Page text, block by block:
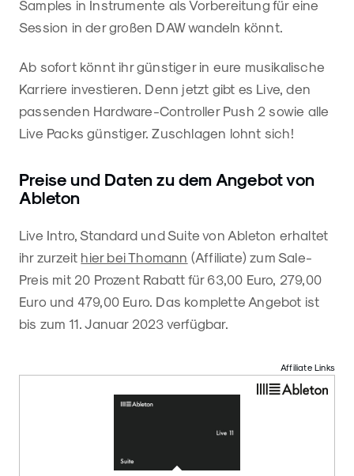
Samples in Instrumente als Vorbereitung für eine
Session in der großen DAW wandeln könnt.
Ab sofort könnt ihr günstiger in eure musikalische
Karriere investieren. Denn jetzt gibt es Live, den
passenden Hardware-Controller Push 2 sowie alle
Live Packs günstiger. Zuschlagen lohnt sich!
Preise und Daten zu dem Angebot von
Ableton
Live Intro, Standard und Suite von Ableton erhaltet
ihr zurzeit hier bei Thomann (Affiliate) zum Sale-
Preis mit 20 Prozent Rabatt für 63,00 Euro, 279,00
Euro und 479,00 Euro. Das komplette Angebot ist
bis zum 11. Januar 2023 verfügbar.
Affiliate Links